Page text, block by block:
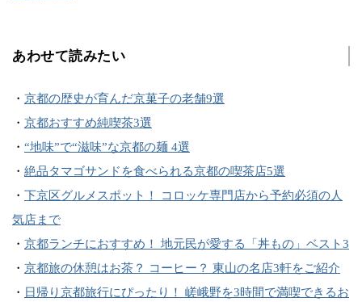
あわせて読みたい
・ 京都の歴史が育んだ京菓子の老舗9選
・ 京都おすすめ純喫茶3選
・ “地味”で“滋味”な京都の麺 4選
・ 絶品タマゴサンドを食べられる京都の喫茶店5選
・ 下京区グルメスポット！ コロッケ専門店から予約必須の人
気店まで
・ 京都ランチにおすすめ！ 地元民が愛する「丼もの」ベスト3
・ 京都旅の休憩はお茶？ コーヒー？ 東山の名店3軒をご紹介
・ 日帰り京都旅行にぴったり！ 嵯峨野を3時間で満喫できるお